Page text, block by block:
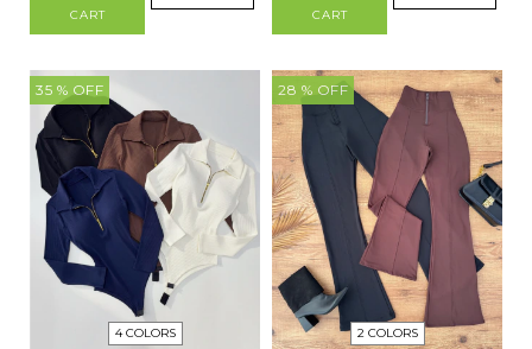
CART
CART
35 % OFF
4 COLORS
28 % OFF
2 COLORS